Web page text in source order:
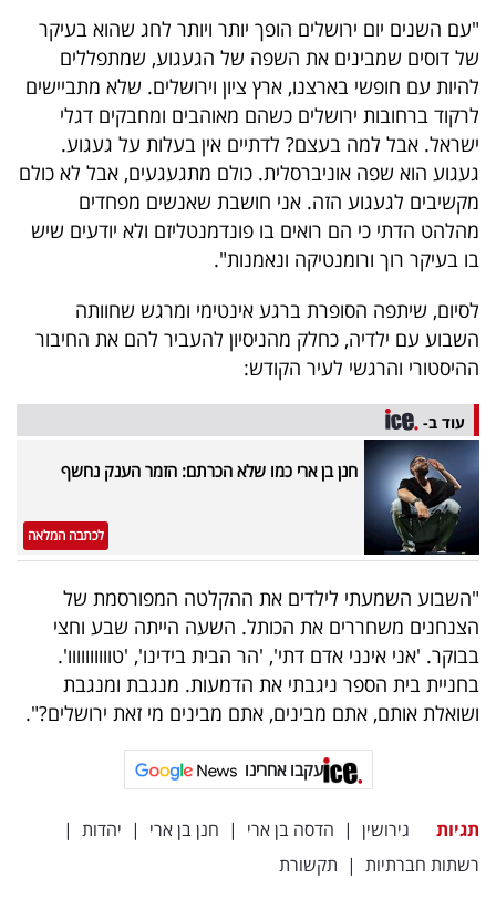
שיתופי
פעולה
דרושים
ניוזלטרים
מייל
אדום
פרסמו
באייס
עקבו
אחרינו:
"עם השנים יום ירושלים הופך יותר ויותר לחג שהוא בעיקר
של דוסים שמבינים את השפה של הגעגוע, שמתפללים
להיות עם חופשי בארצנו, ארץ ציון וירושלים. שלא מתביישים
לרקוד ברחובות ירושלים כשהם מאוהבים ומחבקים דגלי
ישראל. אבל למה בעצם? לדתיים אין בעלות על געגוע.
געגוע הוא שפה אוניברסלית. כולם מתגעגעים, אבל לא כולם
מקשיבים לגעגוע הזה. אני חושבת שאנשים מפחדים
מהלהט הדתי כי הם רואים בו פונדמנטליזם ולא יודעים שיש
בו בעיקר רוך ורומנטיקה ונאמנות".
לסיום, שיתפה הסופרת ברגע אינטימי ומרגש שחוותה
השבוע עם ילדיה, כחלק מהניסיון להעביר להם את החיבור
ההיסטורי והרגשי לעיר הקודש:
עוד ב-
חנן בן ארי כמו שלא הכרתם: הזמר הענק נחשף
לכתבה המלאה
"השבוע השמעתי לילדים את ההקלטה המפורסמת של
הצנחנים משחררים את הכותל. השעה הייתה שבע וחצי
בבוקר. 'אני אינני אדם דתי', 'הר הבית בידינו', 'טוווווווווו'.
בחניית בית הספר ניגבתי את הדמעות. מנגבת ומנגבת
ושואלת אותם, אתם מבינים, אתם מבינים מי זאת ירושלים?".
עקבו אחרינו
תגיות גירושין | הדסה בן ארי | חנן בן ארי | יהדות |
רשתות חברתיות | תקשורת